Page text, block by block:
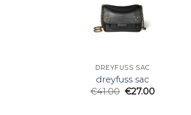
DREYFUSS SAC
dreyfuss sac
€41.00 €27.00